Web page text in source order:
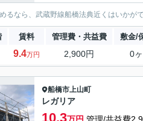
るなら、武蔵野線船橋法典近くはいかが
賃料 管理費・共益費 敷金/
9.4万円 2,900円 0
船橋市上山町
レガリア
10.3